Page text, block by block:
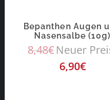
Bepanthen Augen
Nasensalbe (10g)
8,48€Neuer
6,90€